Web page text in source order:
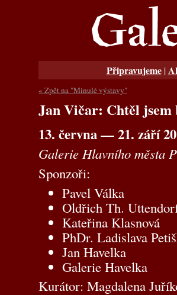
Připravujeme|
« Zpět na "Minulé výstavy"
Jan Vičar: Chtěl
13. června — 21. září
Galerie Hlavního města
Sponzoři:
Pavel Válka
Oldřich Th.
Kateřina Klasnová
PhDr. Ladislava
Jan Havelka
Galerie Havelka
Kurátor: Magdalena